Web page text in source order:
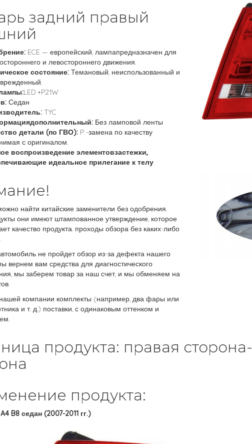
задний правый
ECE — европейский, лампапредназначен для
и левостороннего движения.
состояние: Темановый, неиспользованный и
LED +P21W
Седан
TYC
Без ламповой ленты
детали (по ГВО): P -замена по качеству
с оригиналом.
воспроизведение элементовзастежки,
идеальное прилегание к телу
найти китайские заменители без одобрения.
они имеют штампованное утверждение, которое
качество продукта. проходы обзора без каких-либо
не пройдет обзор из-за дефекта нашего
вернем вам средства для диагностического
мы заберем товар за наш счет, и мы обменяем на
компании комплекты (например, два фары или
и т. д.) поставки, с одинаковым оттенком и
продукта: правая
продукта:
B8 седан (2007-2011 гг.)